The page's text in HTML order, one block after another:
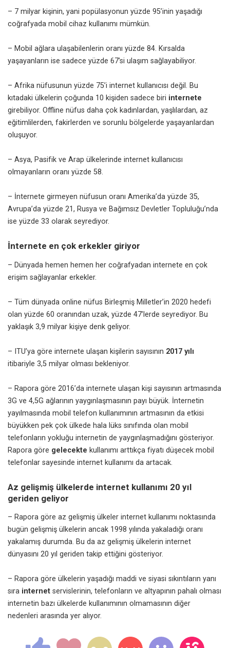
– 7 milyar kişinin, yani popülasyonun yüzde 95’inin yaşadığı
coğrafyada mobil cihaz kullanımı mümkün.
– Mobil ağlara ulaşabilenlerin oranı yüzde 84. Kırsalda
yaşayanların ise sadece yüzde 67’si ulaşım sağlayabiliyor.
– Afrika nüfusunun yüzde 75’i internet kullanıcısı değil. Bu
kıtadaki ülkelerin çoğunda 10 kişiden sadece biri internete
girebiliyor. Offline nüfus daha çok kadınlardan, yaşlılardan, az
eğitimlilerden, fakirlerden ve sorunlu bölgelerde yaşayanlardan
oluşuyor.
– Asya, Pasifik ve Arap ülkelerinde internet kullanıcısı
olmayanların oranı yüzde 58.
– İnternete girmeyen nüfusun oranı Amerika’da yüzde 35,
Avrupa’da yüzde 21, Rusya ve Bağımsız Devletler Topluluğu’nda
ise yüzde 33 olarak seyrediyor.
İnternete en çok erkekler giriyor
– Dünyada hemen hemen her coğrafyadan internete en çok
erişim sağlayanlar erkekler.
– Tüm dünyada online nüfus Birleşmiş Milletler’in 2020 hedefi
olan yüzde 60 oranından uzak, yüzde 47’lerde seyrediyor. Bu
yaklaşık 3,9 milyar kişiye denk geliyor.
– ITU’ya göre internete ulaşan kişilerin sayısının 2017 yılı
itibariyle 3,5 milyar olması bekleniyor.
– Rapora göre 2016’da internete ulaşan kişi sayısının artmasında
3G ve 4,5G ağlarının yaygınlaşmasının payı büyük. İnternetin
yayılmasında mobil telefon kullanımının artmasının da etkisi
büyükken pek çok ülkede hala lüks sınıfında olan mobil
telefonların yokluğu internetin de yaygınlaşmadığını gösteriyor.
Rapora göre gelecekte kullanımı arttıkça fiyatı düşecek mobil
telefonlar sayesinde internet kullanımı da artacak.
Az gelişmiş ülkelerde internet kullanımı 20 yıl
geriden geliyor
– Rapora göre az gelişmiş ülkeler internet kullanımı noktasında
bugün gelişmiş ülkelerin ancak 1998 yılında yakaladığı oranı
yakalamış durumda. Bu da az gelişmiş ülkelerin internet
dünyasını 20 yıl geriden takip ettiğini gösteriyor.
– Rapora göre ülkelerin yaşadığı maddi ve siyasi sıkıntıların yanı
sıra internet servislerinin, telefonların ve altyapının pahalı olması
internetin bazı ülkelerde kullanımının olmamasının diğer
nedenleri arasında yer alıyor.